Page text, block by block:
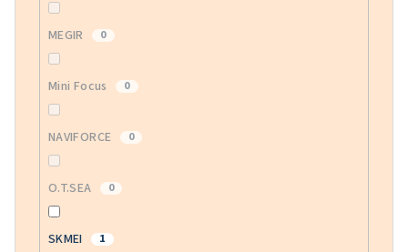
MEGIR 0
Mini Focus 0
NAVIFORCE 0
O.T.SEA 0
SKMEI 1